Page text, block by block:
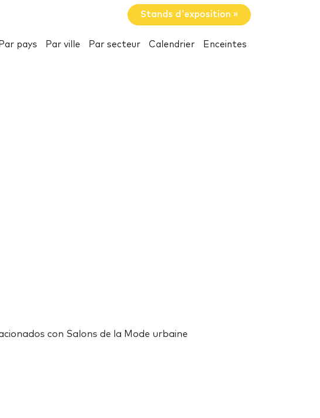
Stands d'exposition »
Par pays Par ville Par secteur Calendrier Enceintes
con Salons de la Mode urbaine